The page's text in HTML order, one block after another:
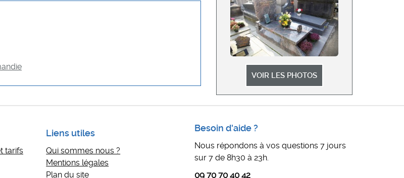
VOIR LES PHOTOS
tarifs
Liens utiles
Qui sommes nous ?
Mentions légales
Plan du site
Besoin d'aide ?
Nous répondons à vos questions 7 jours
sur 7 de 8h30 à 23h.
09 70 70 40 42